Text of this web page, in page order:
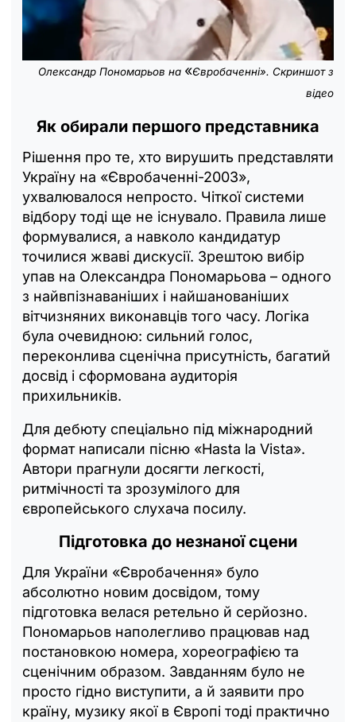
Олександр Пономарьов на «Євробаченні». Скриншот з
відео
Як обирали першого представника
Рішення про те, хто вирушить представляти
Україну на «Євробаченні-2003»,
ухвалювалося непросто. Чіткої системи
відбору тоді ще не існувало. Правила лише
формувалися, а навколо кандидатур
точилися жваві дискусії. Зрештою вибір
упав на Олександра Пономарьова – одного
з найвпізнаваніших і найшанованіших
вітчизняних виконавців того часу. Логіка
була очевидною: сильний голос,
переконлива сценічна присутність, багатий
досвід і сформована аудиторія
прихильників.
Для дебюту спеціально під міжнародний
формат написали пісню «Hasta la Vista».
Автори прагнули досягти легкості,
ритмічності та зрозумілого для
європейського слухача посилу.
Підготовка до незнаної сцени
Для України «Євробачення» було
абсолютно новим досвідом, тому
підготовка велася ретельно й серйозно.
Пономарьов наполегливо працював над
постановкою номера, хореографією та
сценічним образом. Завданням було не
просто гідно виступити, а й заявити про
країну, музику якої в Європі тоді практично